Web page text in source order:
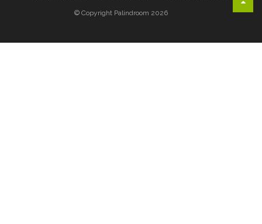
© Copyright Palindroom 2026